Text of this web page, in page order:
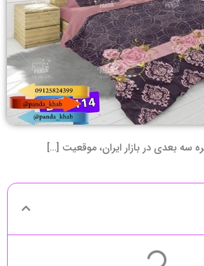
سه بعدی در بازار ایران، موقعیت […]